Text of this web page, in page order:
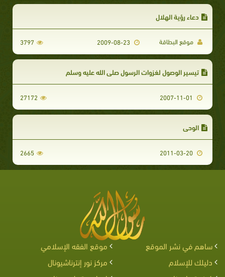
دعاء رؤية الهلال
موقع البطاقة 3797
تيسير الوصول لغزوات الرسول صلى الله عليه وسلم
27172
الوحي
2665
ساهم في نشر الموقع
موقع الفقه الإسلامي
دليلك للإسلام
مركز نور إنترناشيونال